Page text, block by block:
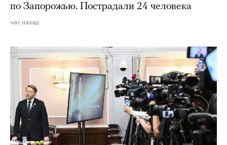
по Запорожью. Пострадали 24 человека
час назад